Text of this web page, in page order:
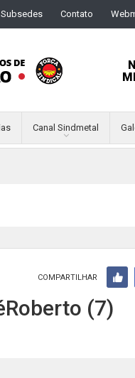
Contato
Canal Sindmetal
COMPARTILHAR
(7)